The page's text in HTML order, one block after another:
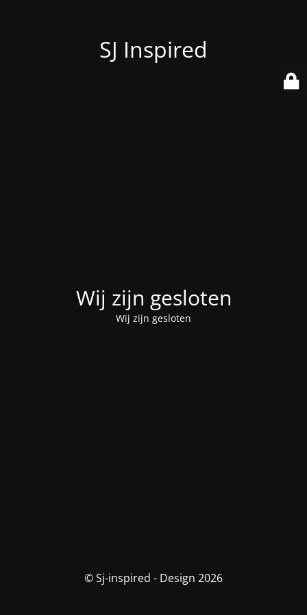
SJ Inspired
Wij zijn gesloten
Wij zijn gesloten
© Sj-inspired - Design 2026